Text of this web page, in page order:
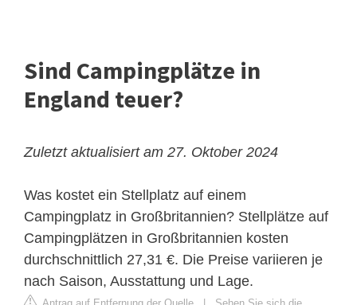
Sind Campingplätze in
England teuer?
Zuletzt aktualisiert am 27. Oktober 2024
Was kostet ein Stellplatz auf einem
Campingplatz in Großbritannien? Stellplätze auf
Campingplätzen in Großbritannien kosten
durchschnittlich 27,31 €. Die Preise variieren je
nach Saison, Ausstattung und Lage.